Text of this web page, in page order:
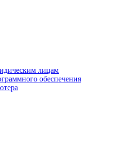
лицам
обеспечения